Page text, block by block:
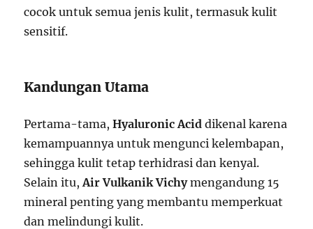
cocok untuk semua jenis kulit, termasuk kulit
sensitif.
Kandungan Utama
Pertama-tama,Hyaluronic Acid dikenal karena
kemampuannya untuk mengunci kelembapan,
sehingga kulit tetap terhidrasi dan kenyal.
Selain itu,Air Vulkanik Vichymengandung 15
mineral penting yang membantu memperkuat
dan melindungi kulit.